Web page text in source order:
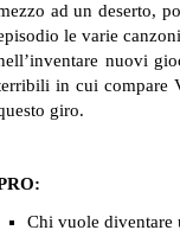
ad un deserto,
le varie
nuovi
in cui compare
giro.
Chi vuole diventare